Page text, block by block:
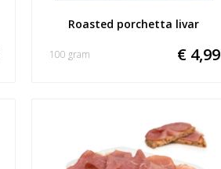
Roasted porchetta livar
€ 4,99
100 gram